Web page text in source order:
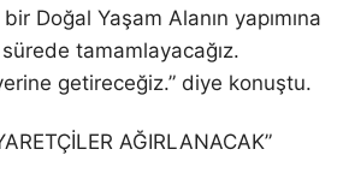
Doğal Yaşam Alanın yapımına
tamamlayacağız.
getireceğiz.” diye konuştu.
AĞIRLANACAK”